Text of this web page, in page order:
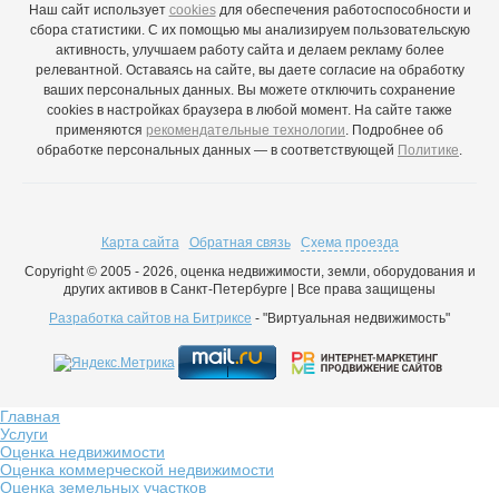
Наш сайт использует cookiesдля обеспечения работоспособности и
сбора статистики. С их помощью мы анализируем пользовательскую
активность, улучшаем работу сайта и делаем рекламу более
релевантной. Оставаясь на сайте, вы даете согласие на обработку
ваших персональных данных. Вы можете отключить сохранение
cookies в настройках браузера в любой момент. На сайте также
применяются рекомендательные технологии . Подробнее об
обработке персональных данных — в соответствующей Политике
Карта сайта Обратная связь
Схема проезда
Copyright © 2005 - 2026, оценка недвижимости, земли, оборудования и
других активов в Санкт-Петербурге | Все права защищены
Разработка сайтов на Битриксе - "Виртуальная недвижимость"
Главная
Услуги
Оценка недвижимости
Оценка коммерческой недвижимости
Оценка земельных участков